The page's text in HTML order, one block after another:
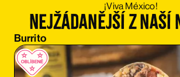
¡Viva México!
Nejžádanější z naší
Burrito